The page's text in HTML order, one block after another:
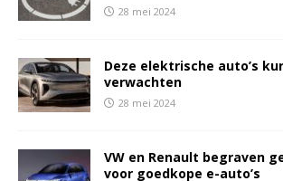
28 mei 2024
Deze elektrische auto’s
verwachten
28 mei 2024
VW en Renault begraven
voor goedkope e-auto’s